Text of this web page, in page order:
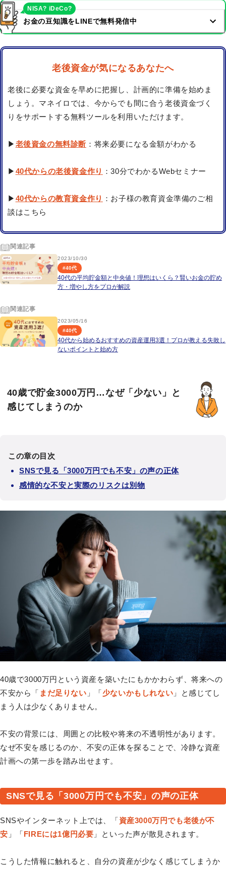
お金の豆知識をLINEで無料発信中
NISA? iDeCo?
老後資金が気になるあなたへ
老後に必要な資金を早めに把握し、計画的に準備を始めま
しょう。マネイロでは、今からでも間に合う老後資金づく
りをサポートする無料ツールを利用いただけます。
▶ 老後資金の無料診断 ：将来必要になる金額がわかる
▶ 40代からの老後資金作り ：30分でわかるWebセミナー
▶ 40代からの教育資金作り ：お子様の教育資金準備のご相
談はこちら
関連記事
2023/10/30
#40代
40代の平均貯金額と中央値！理想はいくら？賢いお金の貯め
方・増やし方をプロが解説
関連記事
2023/05/16
#40代
40代から始めるおすすめの資産運用3選！プロが教える失敗し
ないポイントと始め方
40歳で貯金3000万円…なぜ「少ない」と
感じてしまうのか
この章の目次
SNSで見る「3000万円でも不安」の声の正体
感情的な不安と実際のリスクは別物
40歳で3000万円という資産を築いたにもかかわらず、将来への
不安から「 まだ足りない 」「少ないかもしれない 」と感じてし
まう人は少なくありません。
不安の背景には、周囲との比較や将来の不透明性があります。
なぜ不安を感じるのか、不安の正体を探ることで、冷静な資産
計画への第一歩を踏み出せます。
SNSで見る「3000万円でも不安」の声の正体
SNSやインターネット上では、「資産3000万円でも老後が不
安 」「FIREには1億円必要 」といった声が散見されます。
こうした情報に触れると、自分の資産が少なく感じてしまうか